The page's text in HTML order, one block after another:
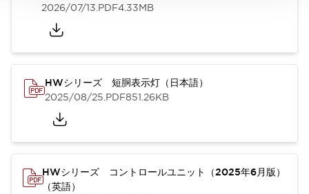
2026/07/13.PDF4.33MB
HWシリーズ 短胴表示灯（日本語）
2025/08/25.PDF851.26KB
HWシリーズ コントロールユニット（2025年6月版）
（英語）